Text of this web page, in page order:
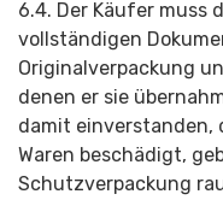
6.4. Der Käufer muss
vollständigen
Originalverpackung
denen er sie
damit einverstanden,
Waren beschädigt,
Schutzverpackung